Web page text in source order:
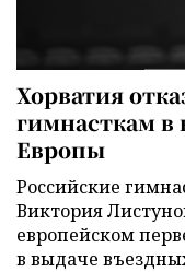
Хорватия
гимнасткам в
Европы
Российские
Виктория
европейском
в выдаче